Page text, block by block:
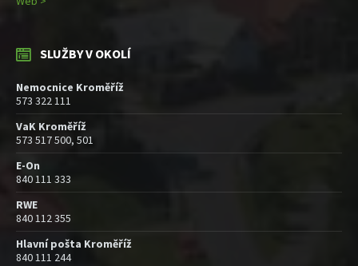
SLUŽBY V OKOLÍ
Nemocnice Kroměříž
573 322 111
VaK Kroměříž
573 517 500, 501
E-On
840 111 333
RWE
840 112 355
Hlavní pošta Kroměříž
840 111 244